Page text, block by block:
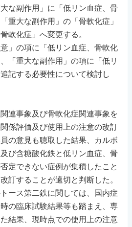
な副作用」に「低リン血症、骨
重大な副作用」の「骨軟化症」
軟化症」へ変更する。
」の項に「低リン血症、骨軟化
「重大な副作用」の項に「低リ
記する必要性について検討し
連事象及び骨軟化症関連事象を
係評価及び使用上の注意の改訂
の意見も聴取した結果、カルボ
び含糖酸化鉄と低リン血症、骨
定できない症例が集積したこと
訂することが適切と判断した。
ース第二鉄に関しては、国内症
の臨床試験結果等も踏まえ、専
結果、現時点での使用上の注意